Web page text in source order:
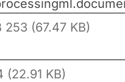
(67.47 KB)
KB)